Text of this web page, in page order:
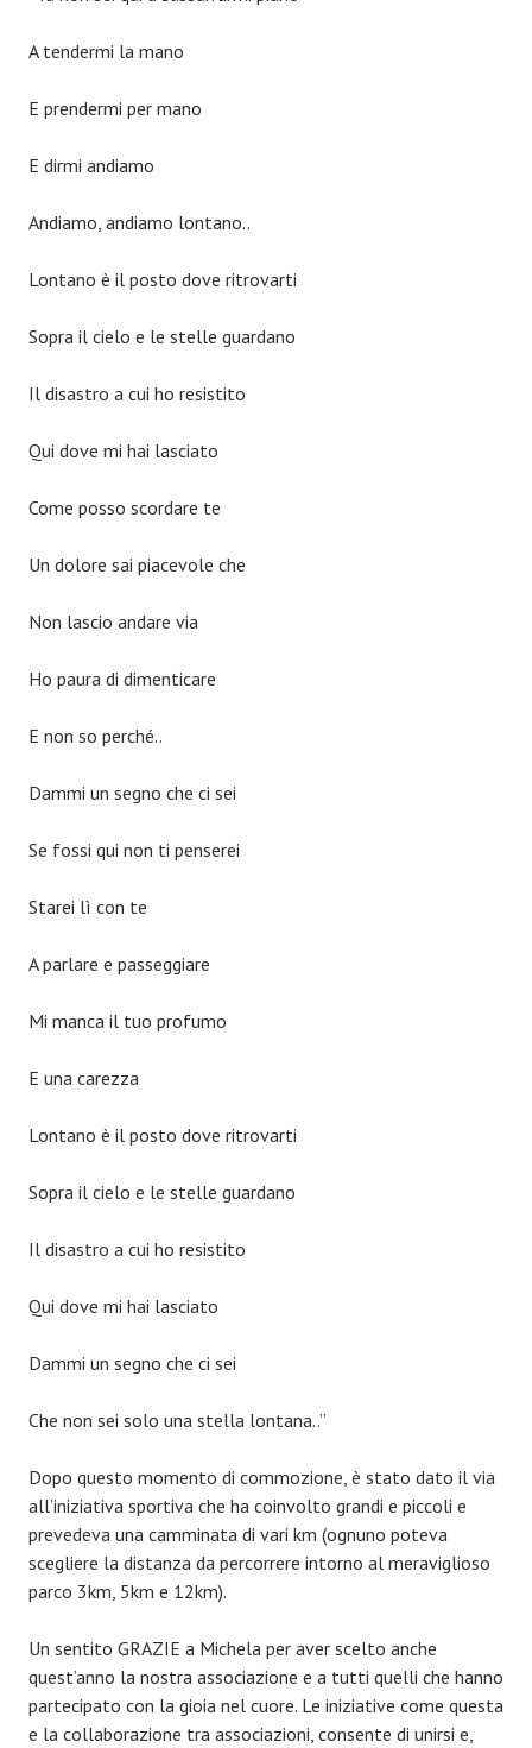
A tendermi la mano
E prendermi per mano
E dirmi andiamo
Andiamo, andiamo lontano..
Lontano è il posto dove ritrovarti
Sopra il cielo e le stelle guardano
Il disastro a cui ho resistito
Qui dove mi hai lasciato
Come posso scordare te
Un dolore sai piacevole che
Non lascio andare via
Ho paura di dimenticare
E non so perché..
Dammi un segno che ci sei
Se fossi qui non ti penserei
Starei lì con te
A parlare e passeggiare
Mi manca il tuo profumo
E una carezza
Lontano è il posto dove ritrovarti
Sopra il cielo e le stelle guardano
Il disastro a cui ho resistito
Qui dove mi hai lasciato
Dammi un segno che ci sei
Che non sei solo una stella lontana..”
Dopo questo momento di commozione, è stato dato il via
all’iniziativa sportiva che ha coinvolto grandi e piccoli e
prevedeva una camminata di vari km (ognuno poteva
scegliere la distanza da percorrere intorno al meraviglioso
parco 3km, 5km e 12km).
Un sentito GRAZIE a Michela per aver scelto anche
quest’anno la nostra associazione e a tutti quelli che hanno
partecipato con la gioia nel cuore. Le iniziative come questa
e la collaborazione tra associazioni, consente di unirsi e,